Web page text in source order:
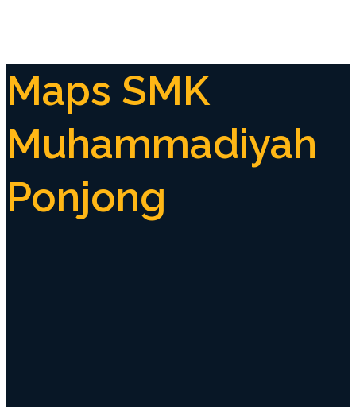
Maps SMK
Muhammadiyah
Ponjong